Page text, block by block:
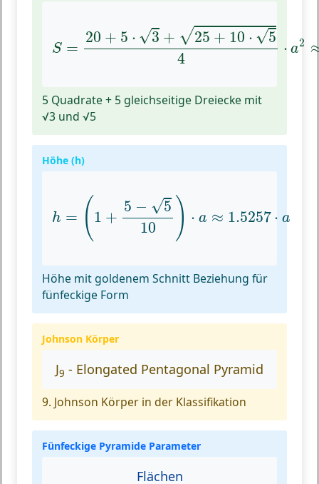
S =
20 + 5 ⋅ √3 + √25 + 10 ⋅ √5
4
⋅ a2
5⋅ 25+10⋅54⋅a2≈
5 Quadrate + 5 gleichseitige Dreiecke mit
√3 und √5
Höhe (h)
h = ( 1 +
5 − √5
10
) ⋅ a ≈ 1.5257 ⋅ a
h 10)⋅a
Höhe mit goldenem Schnitt Beziehung für
fünfeckige Form
Johnson Körper
J9 - Elongated Pentagonal Pyramid
9. Johnson Körper in der Klassifikation
Fünfeckige Pyramide Parameter
Flächen